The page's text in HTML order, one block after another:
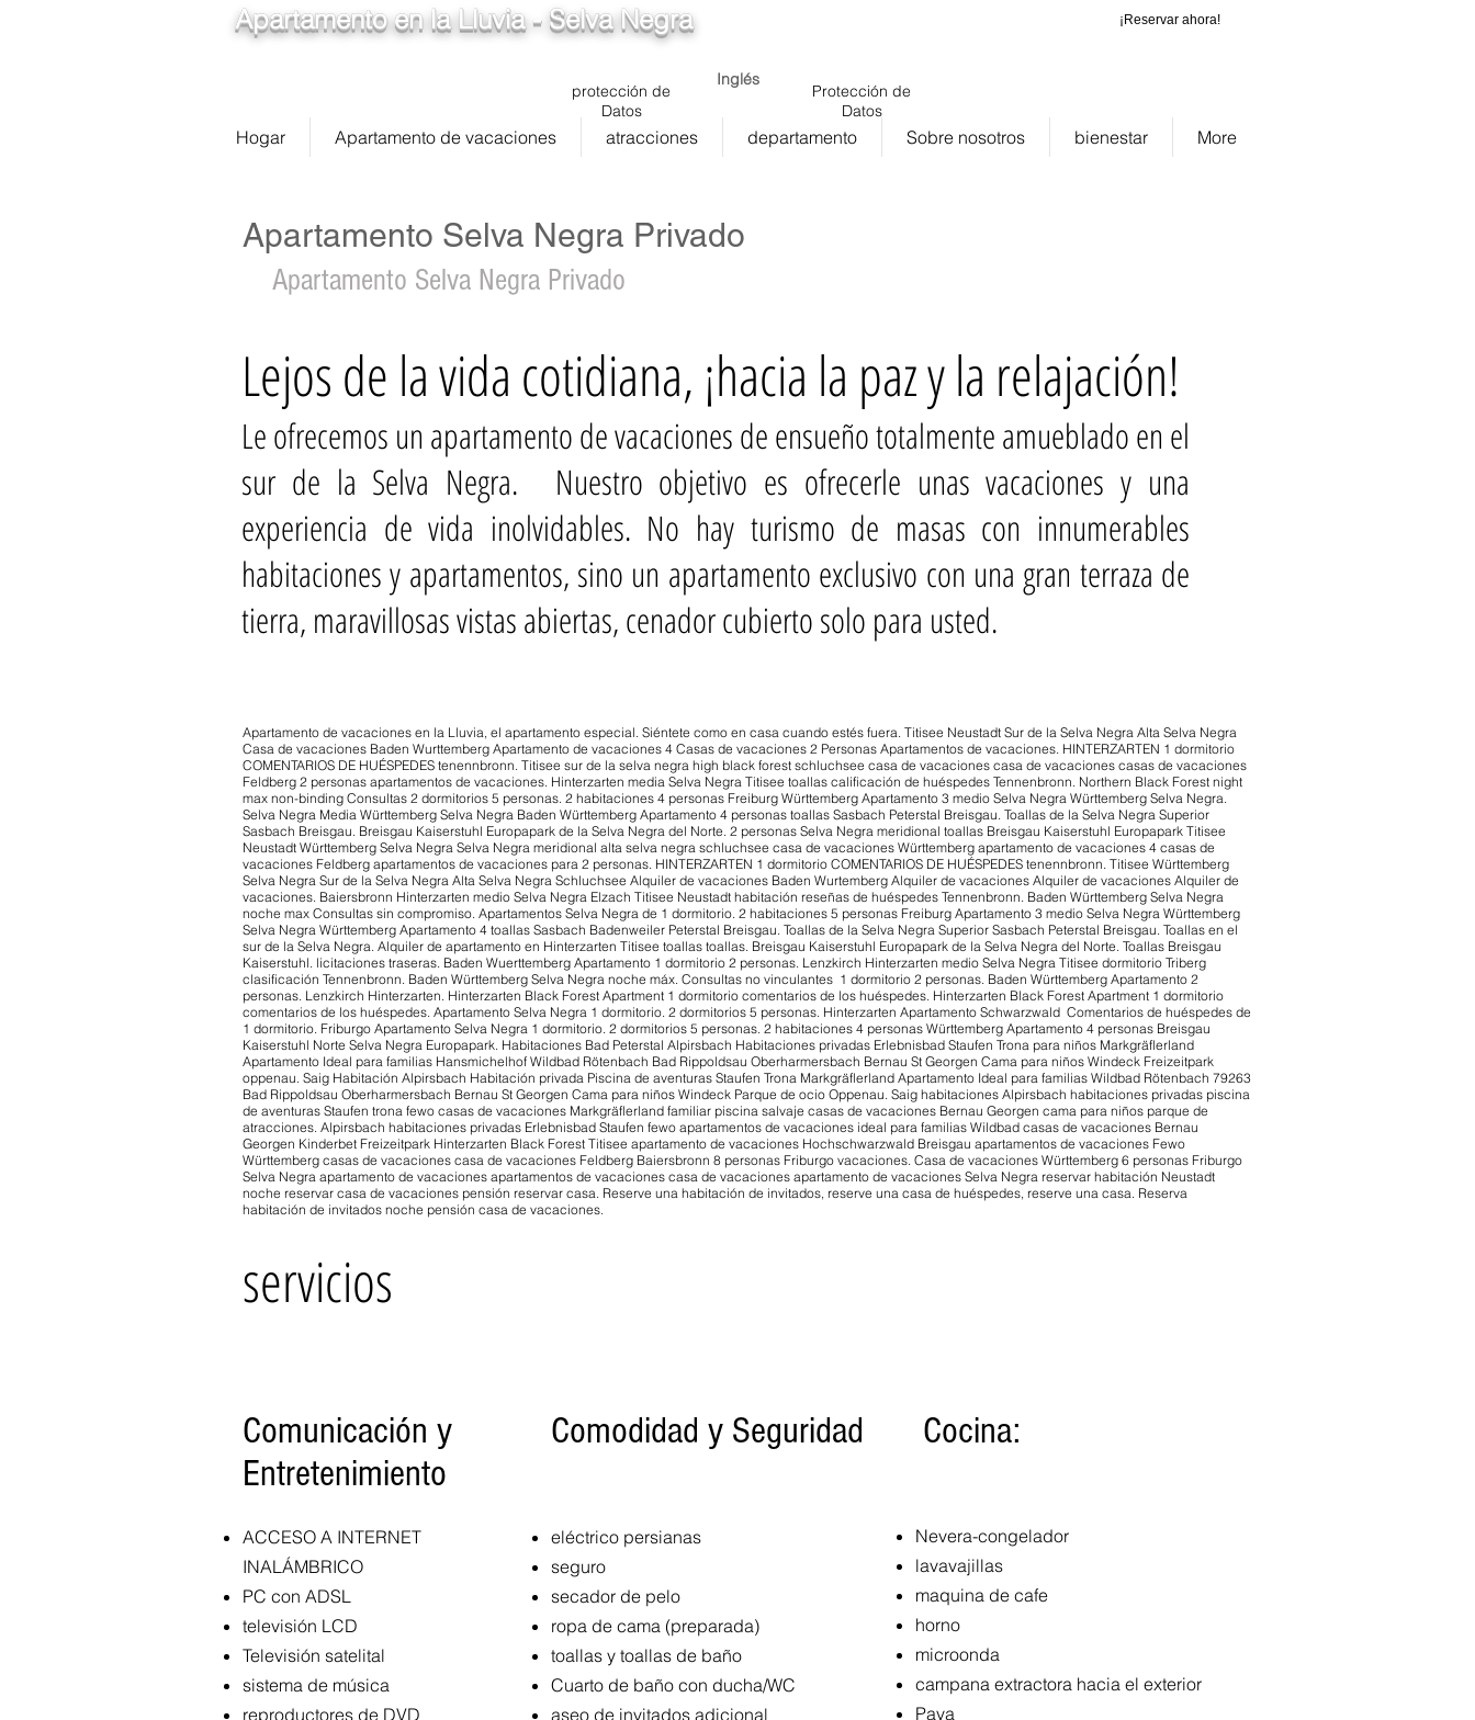
¡Reservar ahora!
Apartamento en la Lluvia - Selva Negra
protección de
Datos
Inglés
Protección de
Datos
Hogar Apartamento de vacaciones atracciones departamento Sobre nosotros bienestar More
Apartamento Selva Negra Privado
Apartamento Selva Negra Privado
Lejos de la vida cotidiana, ¡hacia la paz y la relajación!
Le ofrecemos un apartamento de vacaciones de ensueño totalmente amueblado en el
sur de la Selva Negra. Nuestro objetivo es ofrecerle unas vacaciones y una
experiencia de vida inolvidables. No hay turismo de masas con innumerables
habitaciones y apartamentos, sino un apartamento exclusivo con una gran terraza de
tierra, maravillosas vistas abiertas, cenador cubierto solo para usted.
Apartamento de vacaciones en la Lluvia, el apartamento especial. Siéntete como en casa cuando estés fuera. Titisee Neustadt Sur de la Selva Negra Alta Selva Negra
Casa de vacaciones Baden Wurttemberg Apartamento de vacaciones 4 Casas de vacaciones 2 Personas Apartamentos de vacaciones. HINTERZARTEN 1 dormitorio
COMENTARIOS DE HUÉSPEDES tenennbronn. Titisee sur de la selva negra high black forest schluchsee casa de vacaciones casa de vacaciones casas de vacaciones
Feldberg 2 personas apartamentos de vacaciones. Hinterzarten media Selva Negra Titisee toallas calificación de huéspedes Tennenbronn. Northern Black Forest night
max non-binding Consultas 2 dormitorios 5 personas. 2 habitaciones 4 personas Freiburg Württemberg Apartamento 3 medio Selva Negra Württemberg Selva Negra.
Selva Negra Media Württemberg Selva Negra Baden Württemberg Apartamento 4 personas toallas Sasbach Peterstal Breisgau. Toallas de la Selva Negra Superior
Sasbach Breisgau. Breisgau Kaiserstuhl Europapark de la Selva Negra del Norte. 2 personas Selva Negra meridional toallas Breisgau Kaiserstuhl Europapark Titisee
Neustadt Württemberg Selva Negra Selva Negra meridional alta selva negra schluchsee casa de vacaciones Württemberg apartamento de vacaciones 4 casas de
vacaciones Feldberg apartamentos de vacaciones para 2 personas. HINTERZARTEN 1 dormitorio COMENTARIOS DE HUÉSPEDES tenennbronn. Titisee Württemberg
Selva Negra Sur de la Selva Negra Alta Selva Negra Schluchsee Alquiler de vacaciones Baden Wurtemberg Alquiler de vacaciones Alquiler de vacaciones Alquiler de
vacaciones. Baiersbronn Hinterzarten medio Selva Negra Elzach Titisee Neustadt habitación reseñas de huéspedes Tennenbronn. Baden Württemberg Selva Negra
noche max Consultas sin compromiso. Apartamentos Selva Negra de 1 dormitorio. 2 habitaciones 5 personas Freiburg Apartamento 3 medio Selva Negra Württemberg
Selva Negra Württemberg Apartamento 4 toallas Sasbach Badenweiler Peterstal Breisgau. Toallas de la Selva Negra Superior Sasbach Peterstal Breisgau. Toallas en el
sur de la Selva Negra. Alquiler de apartamento en Hinterzarten Titisee toallas toallas. Breisgau Kaiserstuhl Europapark de la Selva Negra del Norte. Toallas Breisgau
Kaiserstuhl. licitaciones traseras. Baden Wuerttemberg Apartamento 1 dormitorio 2 personas. Lenzkirch Hinterzarten medio Selva Negra Titisee dormitorio Triberg
clasificación Tennenbronn. Baden Württemberg Selva Negra noche máx. Consultas no vinculantes 1 dormitorio 2 personas. Baden Württemberg Apartamento 2
personas. Lenzkirch Hinterzarten. Hinterzarten Black Forest Apartment 1 dormitorio comentarios de los huéspedes. Hinterzarten Black Forest Apartment 1 dormitorio
comentarios de los huéspedes. Apartamento Selva Negra 1 dormitorio. 2 dormitorios 5 personas. Hinterzarten Apartamento Schwarzwald Comentarios de huéspedes de
1 dormitorio. Friburgo Apartamento Selva Negra 1 dormitorio. 2 dormitorios 5 personas. 2 habitaciones 4 personas Württemberg Apartamento 4 personas Breisgau
Kaiserstuhl Norte Selva Negra Europapark. Habitaciones Bad Peterstal Alpirsbach Habitaciones privadas Erlebnisbad Staufen Trona para niños Markgräflerland
Apartamento Ideal para familias Hansmichelhof Wildbad Rötenbach Bad Rippoldsau Oberharmersbach Bernau St Georgen Cama para niños Windeck Freizeitpark
oppenau. Saig Habitación Alpirsbach Habitación privada Piscina de aventuras Staufen Trona Markgräflerland Apartamento Ideal para familias Wildbad Rötenbach 79263
Bad Rippoldsau Oberharmersbach Bernau St Georgen Cama para niños Windeck Parque de ocio Oppenau. Saig habitaciones Alpirsbach habitaciones privadas piscina
de aventuras Staufen trona fewo casas de vacaciones Markgräflerland familiar piscina salvaje casas de vacaciones Bernau Georgen cama para niños parque de
atracciones. Alpirsbach habitaciones privadas Erlebnisbad Staufen fewo apartamentos de vacaciones ideal para familias Wildbad casas de vacaciones Bernau
Georgen Kinderbet Freizeitpark Hinterzarten Black Forest Titisee apartamento de vacaciones Hochschwarzwald Breisgau apartamentos de vacaciones Fewo
Württemberg casas de vacaciones casa de vacaciones Feldberg Baiersbronn 8 personas Friburgo vacaciones. Casa de vacaciones Württemberg 6 personas Friburgo
Selva Negra apartamento de vacaciones apartamentos de vacaciones casa de vacaciones apartamento de vacaciones Selva Negra reservar habitación Neustadt
noche reservar casa de vacaciones pensión reservar casa. Reserve una habitación de invitados, reserve una casa de huéspedes, reserve una casa. Reserva
habitación de invitados noche pensión casa de vacaciones.
servicios
Comunicación y
Entretenimiento
Comodidad y Seguridad Cocina:
ACCESO A INTERNET
INALÁMBRICO
PC con ADSL
televisión LCD
Televisión satelital
sistema de música
reproductores de DVD
eléctrico persianas
seguro
secador de pelo
ropa de cama (preparada)
toallas y toallas de baño
Cuarto de baño con ducha/WC
aseo de invitados adicional
Nevera-congelador
lavavajillas
maquina de cafe
horno
microonda
campana extractora hacia el exterior
Pava